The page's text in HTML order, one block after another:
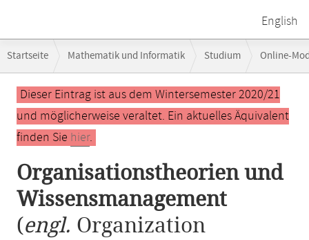
English
Navigation
Startseite Mathematik und Informatik Studium Online-
Organisationstheorien und Wissensmanagement
Hauptinhalt
Dieser Eintrag ist aus dem Wintersemester 2020/21
und möglicherweise veraltet. Ein aktuelles Äquivalent
finden Sie hier.
Organisationstheorien und
Wissensmanagement
(engl. Organization